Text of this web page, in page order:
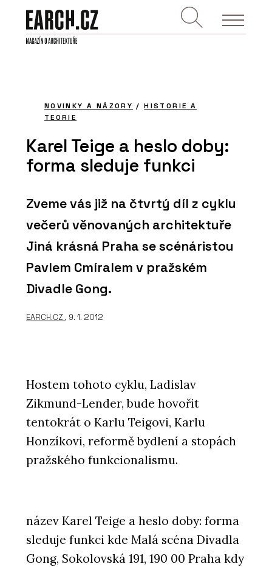
NOVINKY A NÁZORY /HISTORIE A
TEORIE
Karel Teige a heslo doby:
forma sleduje funkci
Zveme vás již na čtvrtý díl z cyklu
večerů věnovaných architektuře
Jiná krásná Praha se scénáristou
Pavlem Cmíralem v pražském
Divadle Gong.
EARCH.CZ , 9. 1. 2012
Hostem tohoto cyklu, Ladislav
Zikmund-Lender, bude hovořit
tentokrát o Karlu Teigovi, Karlu
Honzíkovi, reformě bydlení a stopách
pražského funkcionalismu.
název Karel Teige a heslo doby: forma
sleduje funkci kde Malá scéna Divadla
Gong, Sokolovská 191, 190 00 Praha kdy